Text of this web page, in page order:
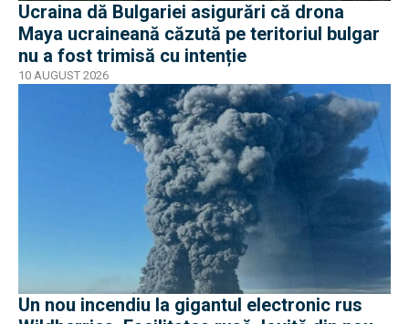
Ucraina dă Bulgariei asigurări că drona
Maya ucraineană căzută pe teritoriul bulgar
nu a fost trimisă cu intenție
10 AUGUST 2026
Un nou incendiu la gigantul electronic rus